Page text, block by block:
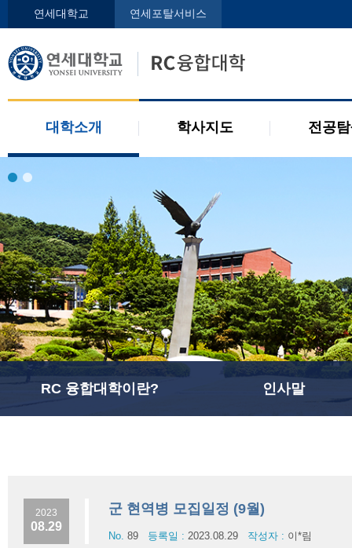
연세대학교 연세포탈서비스
대학소개 학사지도 전공
인사말
오시는 길
학사지도사
RC 융합대학이란? 인사말
2023
08.29
군 현역병 모집일정 (9월)
No. 89 등록일 : 2023.08.29 작성자 : 이*림